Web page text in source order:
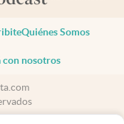
Quiénes Somos
con nosotros